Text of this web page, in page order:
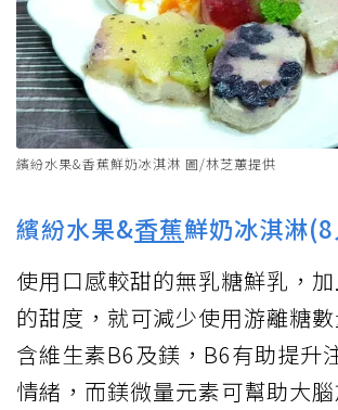
繽紛水果&香蕉鮮奶冰淇淋 圖/林芝蕙提供
繽紛水果&香蕉鮮奶冰淇淋
使用口感較甜的無乳糖鮮乳，
的甜度，就可減少使用游離糖
含維生素B6及鎂，B6有助提升
情緒，而鎂微量元素可幫助大腦